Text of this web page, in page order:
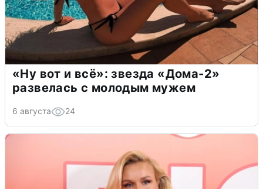
«Ну вот и всё»: звезда «Дома-2»
развелась с молодым мужем
6 августа 24